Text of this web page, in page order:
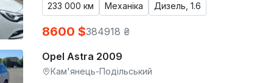
233 000 км Механіка Дизель, 1.6
8600 $384918 ₴
Opel Astra 2009
Кам'янець-Подільський